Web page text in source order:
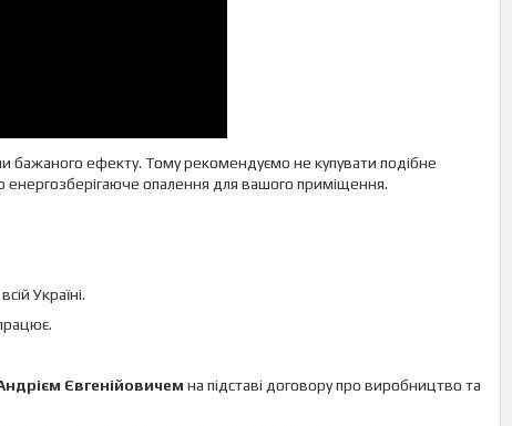
бажаного ефекту. Тому рекомендуємо не купувати подібне
опалення для вашого приміщення.
Україні.
Євгенійовичем на підставі договору про виробництво та